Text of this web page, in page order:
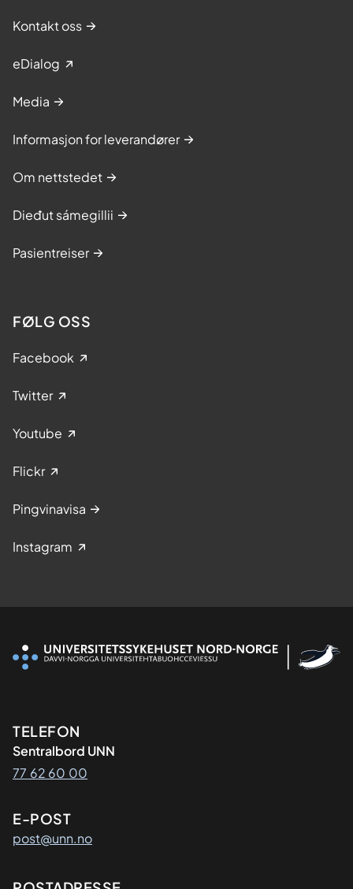
Kontakt oss
eDialog
Media
Informasjon for leverandører
Om nettstedet
Dieđut sámegillii
Pasientreiser
FØLG OSS
Facebook
Twitter
Youtube
Flickr
Pingvinavisa
Instagram
Kontaktinformasjon
TELEFON
Sentralbord UNN
77 62 60 00
E-POST
post@unn.no